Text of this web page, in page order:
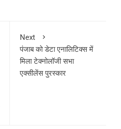
Next
पंजाब को डेटा एनालिटिक्स में
मिला टेक्नोलॉजी सभा
एक्सीलेंस पुरस्कार